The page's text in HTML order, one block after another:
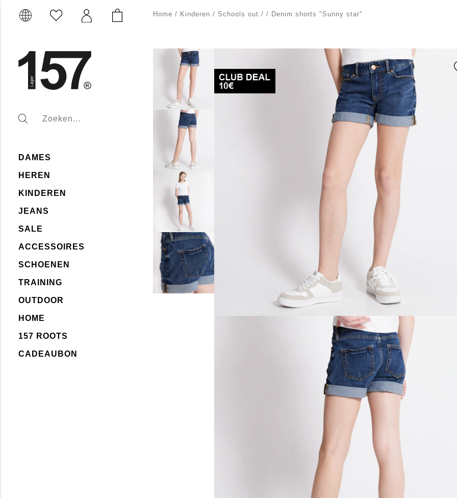
DAMES
HEREN
KINDEREN
JEANS
SALE
ACCESSOIRES
SCHOENEN
TRAINING
OUTDOOR
HOME
157 ROOTS
CADEAUBON
Home / Kinderen / Schools out / / Denim shorts "Sunny star"